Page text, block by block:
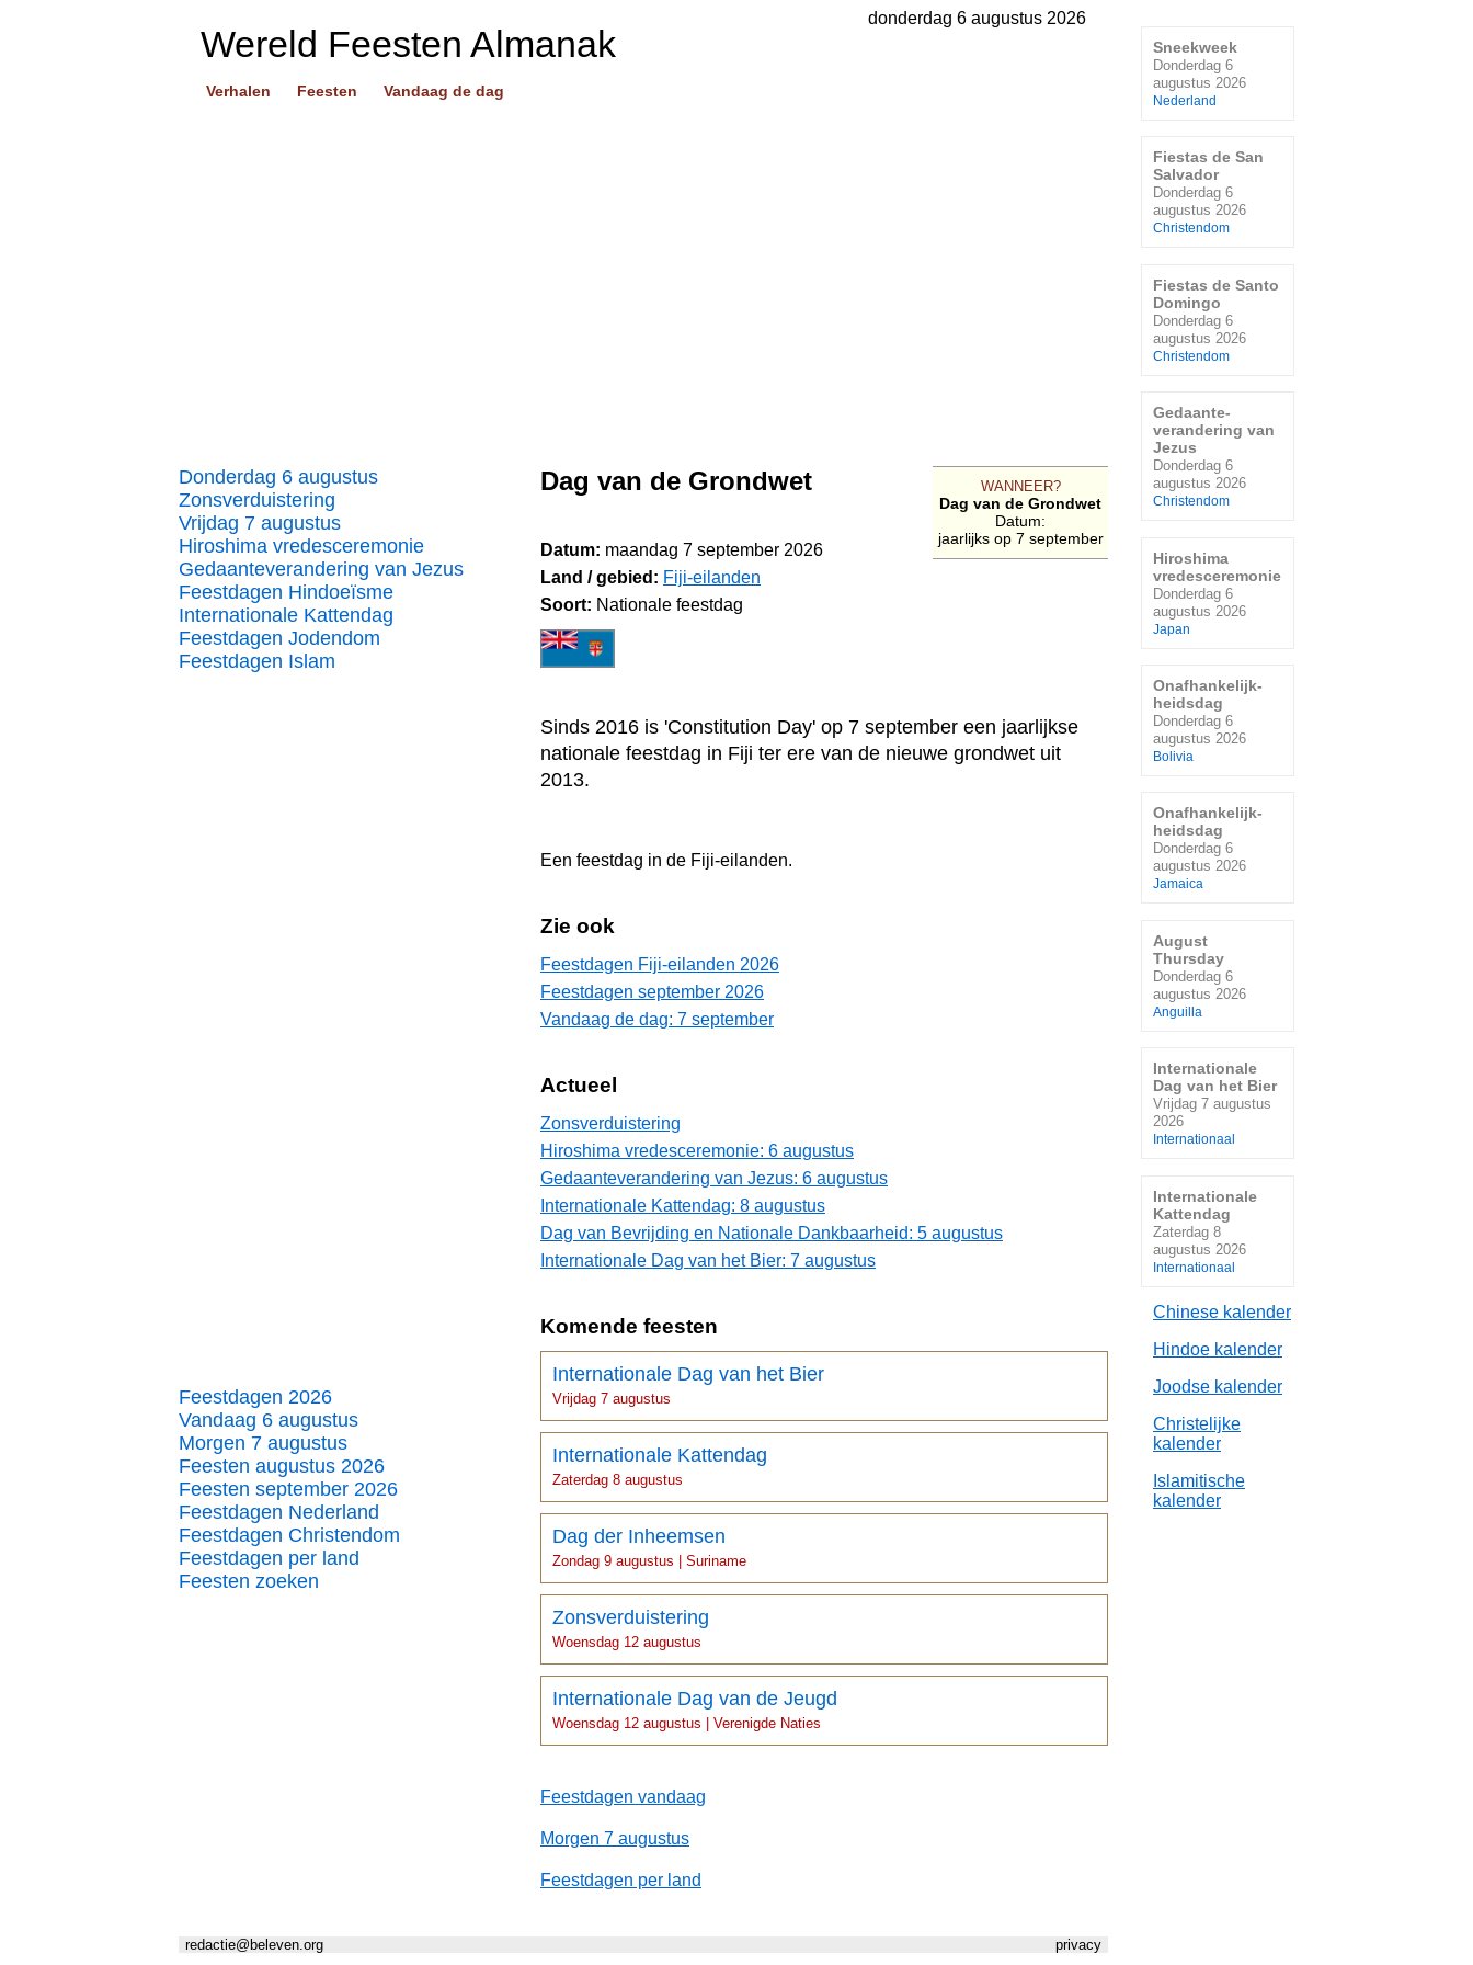
donderdag 6 augustus 2026
Wereld Feesten Almanak
Verhalen Feesten Vandaag de dag
Donderdag 6 augustus
Zonsverduistering
Vrijdag 7 augustus
Hiroshima vredesceremonie
Gedaanteverandering van Jezus
Feestdagen Hindoeïsme
Internationale Kattendag
Feestdagen Jodendom
Feestdagen Islam
Feestdagen 2026
Vandaag 6 augustus
Morgen 7 augustus
Feesten augustus 2026
Feesten september 2026
Feestdagen Nederland
Feestdagen Christendom
Feestdagen per land
Feesten zoeken
WANNEER?
Dag van de Grondwet
Datum:
jaarlijks op 7 september
Dag van de Grondwet
Datum: maandag 7 september 2026
Land / gebied: Fiji-eilanden
Soort: Nationale feestdag
Sinds 2016 is 'Constitution Day' op 7 september een jaarlijkse
nationale feestdag in Fiji ter ere van de nieuwe grondwet uit
2013.
Een feestdag in de Fiji-eilanden.
Zie ook
Feestdagen Fiji-eilanden 2026
Feestdagen september 2026
Vandaag de dag: 7 september
Actueel
Zonsverduistering
Hiroshima vredesceremonie: 6 augustus
Gedaanteverandering van Jezus: 6 augustus
Internationale Kattendag: 8 augustus
Dag van Bevrijding en Nationale Dankbaarheid: 5 augustus
Internationale Dag van het Bier: 7 augustus
Komende feesten
Internationale Dag van het Bier
Vrijdag 7 augustus
Internationale Kattendag
Zaterdag 8 augustus
Dag der Inheemsen
Zondag 9 augustus | Suriname
Zonsverduistering
Woensdag 12 augustus
Internationale Dag van de Jeugd
Woensdag 12 augustus | Verenigde Naties
Feestdagen vandaag
Morgen 7 augustus
Feestdagen per land
privacy
redactie@beleven.org
Sneekweek
Donderdag 6
augustus 2026
Nederland
Fiestas de San
Salvador
Donderdag 6
augustus 2026
Christendom
Fiestas de Santo
Domingo
Donderdag 6
augustus 2026
Christendom
Gedaante-
verandering van
Jezus
Donderdag 6
augustus 2026
Christendom
Hiroshima
vredesceremonie
Donderdag 6
augustus 2026
Japan
Onafhankelijk-
heidsdag
Donderdag 6
augustus 2026
Bolivia
Onafhankelijk-
heidsdag
Donderdag 6
augustus 2026
Jamaica
August
Thursday
Donderdag 6
augustus 2026
Anguilla
Internationale
Dag van het Bier
Vrijdag 7 augustus
2026
Internationaal
Internationale
Kattendag
Zaterdag 8
augustus 2026
Internationaal
Chinese kalender
Hindoe kalender
Joodse kalender
Christelijke
kalender
Islamitische
kalender